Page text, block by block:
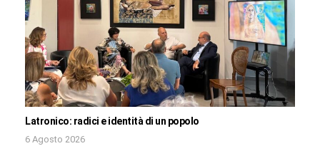
Latronico: radici e identità di un popolo
6 Agosto 2026